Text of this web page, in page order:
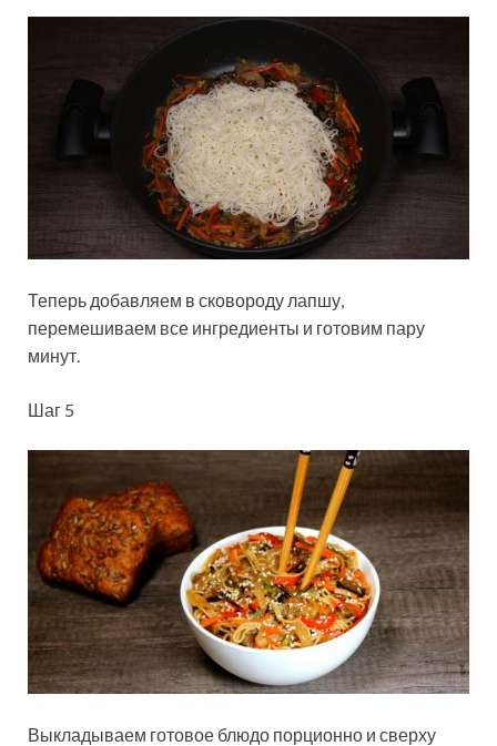
Теперь добавляем в сковороду лапшу,
перемешиваем все ингредиенты и готовим пару
минут.
Шаг 5
Выкладываем готовое блюдо порционно и сверху